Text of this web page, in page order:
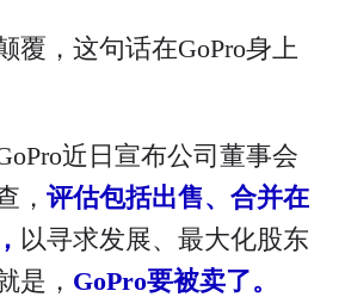
覆，这句话在GoPro身上
近日宣布公司董事会
， 评估包括出售、合并在
以寻求发展、最大化股东
是， GoPro要被卖了。